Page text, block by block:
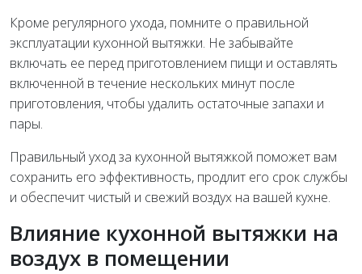
Кроме регулярного ухода, помните о правильной
эксплуатации кухонной вытяжки. Не забывайте
включать ее перед приготовлением пищи и оставлять
включенной в течение нескольких минут после
приготовления, чтобы удалить остаточные запахи и
пары.
Правильный уход за кухонной вытяжкой поможет вам
сохранить его эффективность, продлит его срок службы
и обеспечит чистый и свежий воздух на вашей кухне.
Влияние кухонной вытяжки на
воздух в помещении